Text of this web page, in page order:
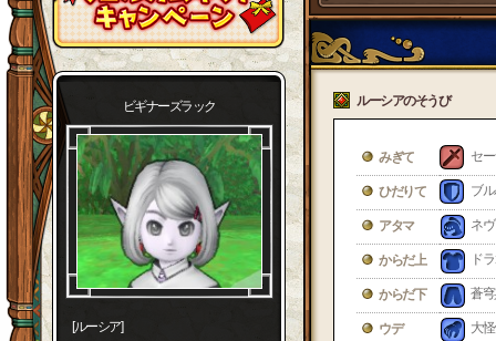
ビギナーズラック
[ルーシア]
ルーシアのそうび
みぎて セ
ひだりて ブ
アタマ ネ
からだ上 ド
からだ下 蒼
ウデ 大